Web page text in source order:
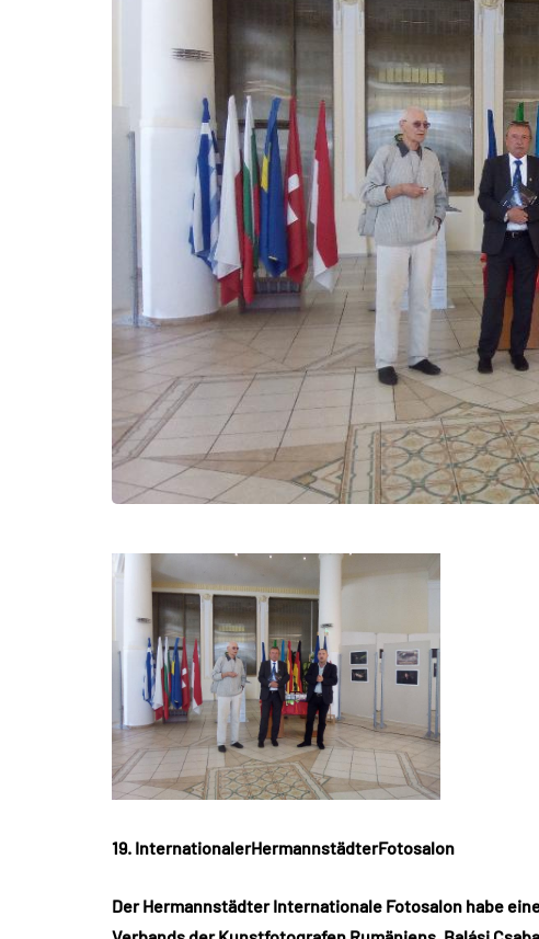
19. InternationalerHermannstädterFotosalon
Der Hermannstädter Internationale Fotosalon habe